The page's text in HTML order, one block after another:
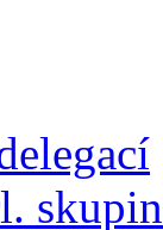
skupin